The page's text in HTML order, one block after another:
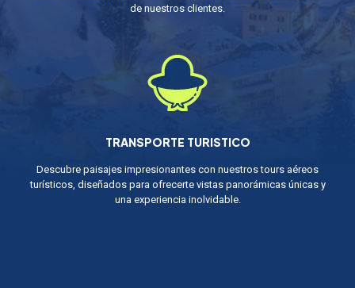
de nuestros clientes.
TRANSPORTE TURISTICO
Descubre paisajes impresionantes con nuestros tours aéreos
turísticos, diseñados para ofrecerte vistas panorámicas únicas y
una experiencia inolvidable.